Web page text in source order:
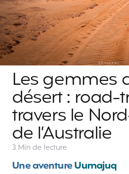
Les gemmes
désert : road-
travers le
de l’Australie
3 Min de lecture
Une aventureUumajuq